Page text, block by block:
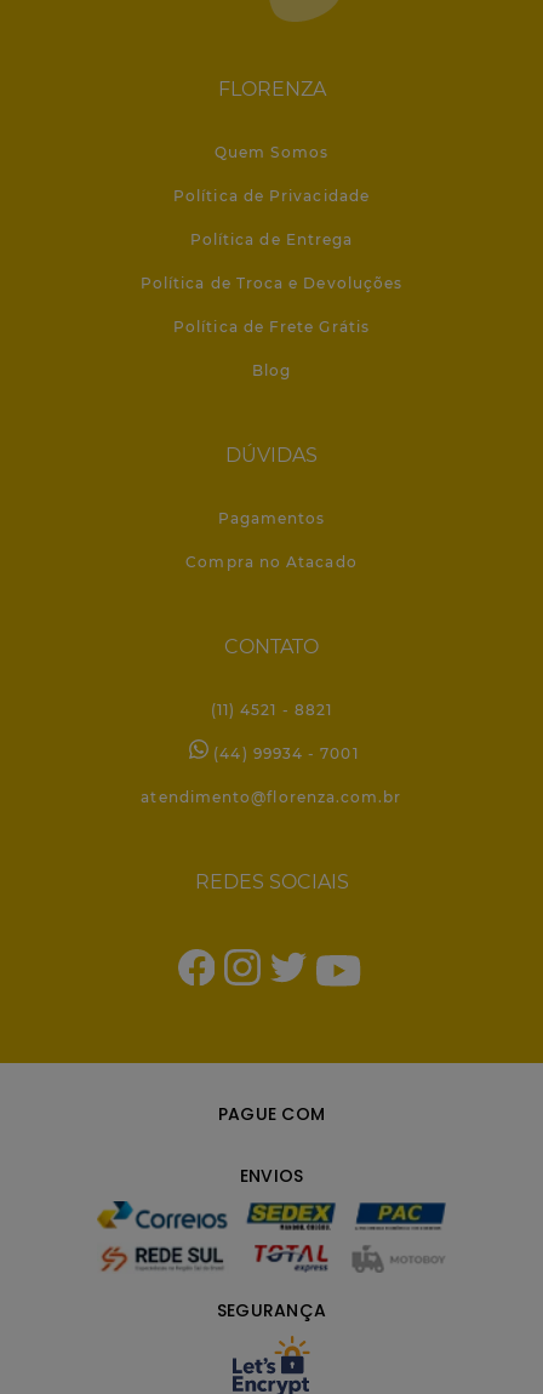
FLORENZA
Quem Somos
Política de Privacidade
Política de Entrega
Política de Troca e Devoluções
Política de Frete Grátis
Blog
DÚVIDAS
Pagamentos
Compra no Atacado
CONTATO
(11) 4521 - 8821
(44) 99934 - 7001
atendimento@florenza.com.br
REDES SOCIAIS
PAGUE COM
ENVIOS
SEGURANÇA